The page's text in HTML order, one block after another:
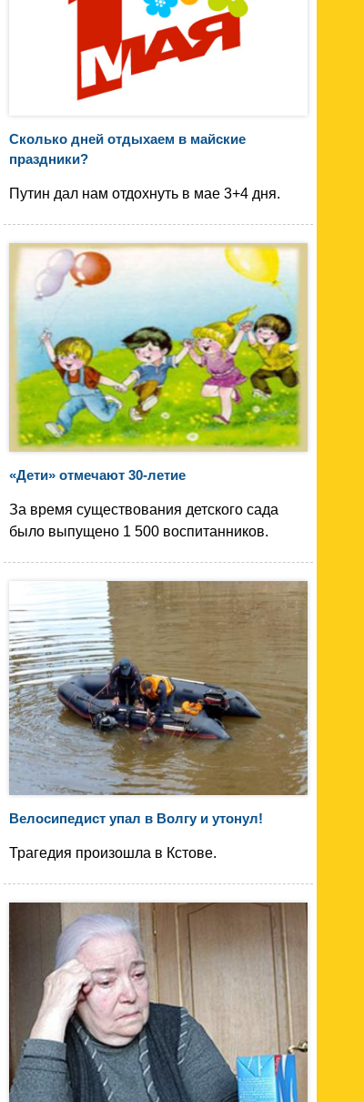
Сколько дней отдыхаем в майские
праздники?
Путин дал нам отдохнуть в мае 3+4 дня.
«Дети» отмечают 30-летие
За время существования детского сада
было выпущено 1 500 воспитанников.
Велосипедист упал в Волгу и утонул!
Трагедия произошла в Кстове.